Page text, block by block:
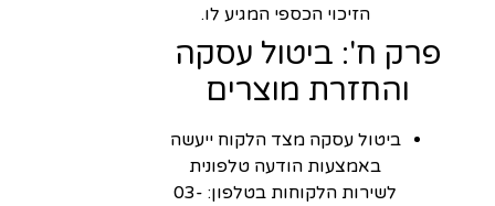
הזיכוי הכספי המגיע לו.
פרק ח': ביטול עסקה
והחזרת מוצרים
ביטול עסקה מצד הלקוח ייעשה
באמצעות הודעה טלפונית
לשירות הלקוחות בטלפון: 03-